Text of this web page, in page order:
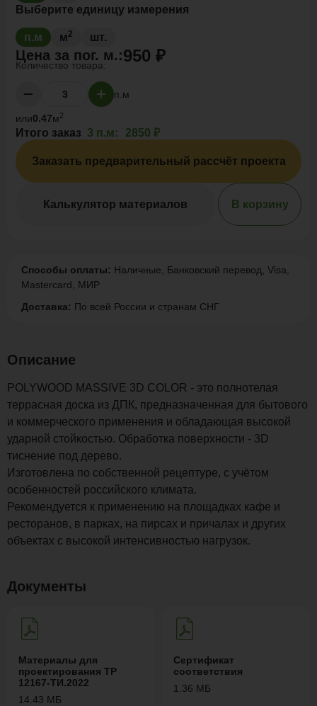
Выберите единицу измерения
п.м м2 шт.
Цена за пог. м.:950 ₽
Количество товара:
п.м
или0.47м2
Итого заказ 3 п.м: 2850 ₽
Заказать предварительный рассчёт проекта
Калькулятор материалов В корзину
Способы оплаты: Наличные, Банковский перевод, Visa,
Mastercard, МИР
Доставка: По всей России и странам СНГ
Описание
POLYWOOD MASSIVE 3D COLOR - это полнотелая
террасная доска из ДПК, предназначенная для бытового
и коммерческого применения и обладающая высокой
ударной стойкостью. Обработка поверхности - 3D
тиснение под дерево.
Изготовлена по собственной рецептуре, с учётом
особенностей российского климата.
Рекомендуется к применению на площадках кафе и
ресторанов, в парках, на пирсах и причалах и других
объектах с высокой интенсивностью нагрузок.
Документы
Материалы для
проектирования ТР
12167-ТИ.2022
14.43 МБ
Сертификат
соответствия
1.36 МБ